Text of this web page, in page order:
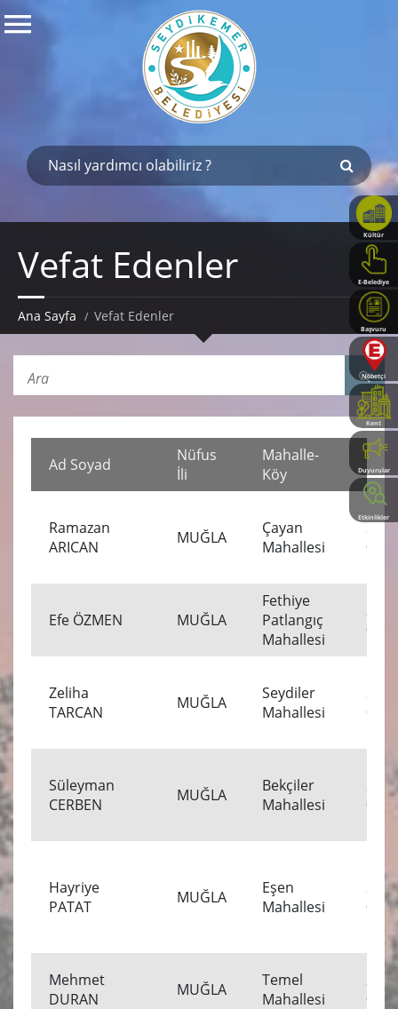
Kültür
Haritası
E-Belediye
Başvuru
Rehberi
Nöbetçi
Eczaneler
Kent
Rehberi
Duyurular
Etkinlikler
Vefat Edenler
Ana Sayfa Vefat Edenler
Ad Soyad
Nüfus
İli
Mahalle-
Köy
Ramazan
ARICAN
MUĞLA
Çayan
Mahallesi
Efe ÖZMEN MUĞLA
Fethiye
Patlangıç
Mahallesi
Zeliha
TARCAN
MUĞLA
Seydiler
Mahallesi
Süleyman
CERBEN
MUĞLA
Bekçiler
Mahallesi
Hayriye
PATAT
MUĞLA
Eşen
Mahallesi
Mehmet
DURAN
MUĞLA
Temel
Mahallesi